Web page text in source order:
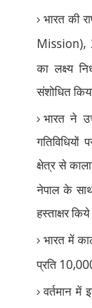
भारत की
Mission),
का लक्ष्य
संशोधित
भारत ने
गतिविधियों
क्षेत्र से
नेपाल के साथ
हस्ताक्षर
भारत में
प्रति
वर्तमान में